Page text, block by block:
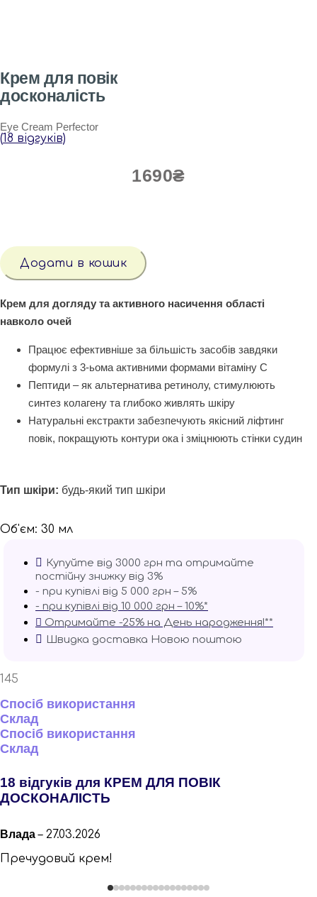
Крем для повік
досконалість
Eye Cream Perfector
(18 відгуків)
1690₴
ДЛЯ
ПОВІК
ДОСКОНАЛІСТЬ
Додати в кошик
Крем для догляду та активного насичення області
навколо очей
Працює ефективніше за більшість засобів завдяки
формулі з 3-ьома активними формами вітаміну С
Пептиди – як альтернатива ретинолу, стимулюють
синтез колагену та глибоко живлять шкіру
Натуральні екстракти забезпечують якісний ліфтинг
повік, покращують контури ока і зміцнюють стінки судин
Тип шкіри: будь-який тип шкіри
Об'єм: 30 мл
Купуйте від 3000 грн та отримайте
постійну знижку від 3%
- при купівлі від 5 000 грн – 5%
- при купівлі від 10 000 грн – 10%*
Отримайте -25% на День народження!**
Швидка доставка Новою поштою
145
Спосіб використання
Склад
Спосіб використання
Склад
18 відгуків для КРЕМ ДЛЯ ПОВІК
ДОСКОНАЛІСТЬ
Влада– 27.03.2026
Пречудовий крем!